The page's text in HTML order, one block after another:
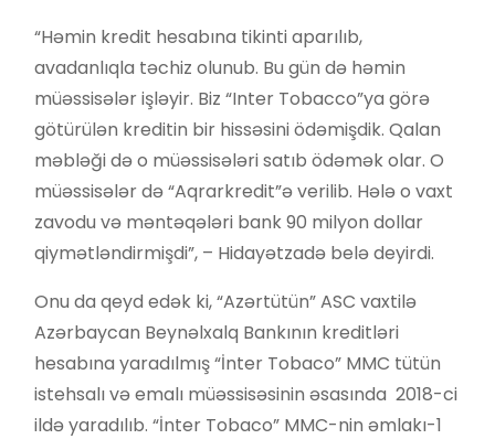
“Həmin kredit hesabına tikinti aparılıb,
avadanlıqla təchiz olunub. Bu gün də həmin
müəssisələr işləyir. Biz “Inter Tobacco”ya görə
götürülən kreditin bir hissəsini ödəmişdik. Qalan
məbləği də o müəssisələri satıb ödəmək olar. O
müəssisələr də “Aqrarkredit”ə verilib. Hələ o vaxt
zavodu və məntəqələri bank 90 milyon dollar
qiymətləndirmişdi”, – Hidayətzadə belə deyirdi.
Onu da qeyd edək ki, “Azərtütün” ASC vaxtilə
Azərbaycan Beynəlxalq Bankının kreditləri
hesabına yaradılmış “İnter Tobaco” MMC tütün
istehsalı və emalı müəssisəsinin əsasında 2018-ci
ildə yaradılıb. “İnter Tobaco” MMC-nin əmlakı-1